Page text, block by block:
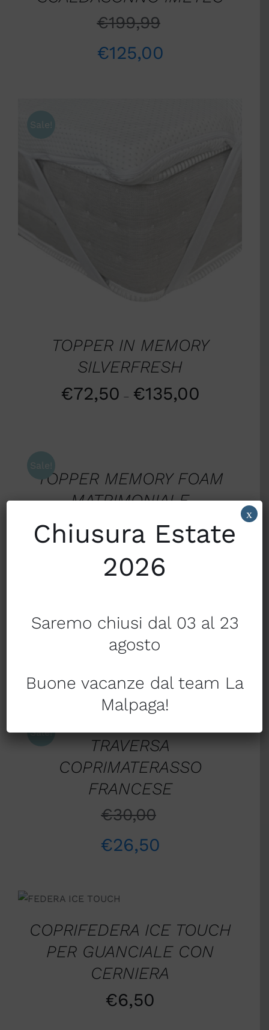
€199,99
€125,00
Sale!
TOPPER IN MEMORY
SILVERFRESH
€72,50 – €135,00
Sale!
DETTAGLI
TOPPER MEMORY FOAM
MATRIMONIALE
€169,50–€ 187,50
TRAVERSA CON ELASTICO
MADE IN ITALY
18,50
Sale!
DETTAGLI
TRAVERSA
COPRIMATERASSO
FRANCESE
€30,00
€26,50
DETTAGLI
COPRIFEDERA ICE TOUCH
PER GUANCIALE CON
CERNIERA
€6,50
Chiusura Estate
2026
Saremo chiusi dal 03 al 23
agosto
Buone vacanze dal team La
Malpaga!
x